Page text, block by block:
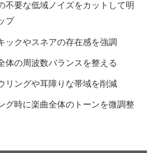
不要な低域ノイズをカットして明
プ
ックやスネアの存在感を強調
体の周波数バランスを整える
リングや耳障りな帯域を削減
グ時に楽曲全体のトーンを微調整